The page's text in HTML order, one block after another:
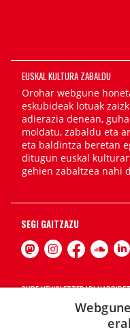
EUSKAL KULTURA ZABALDU
Orohar webgune
eskubideak lotuak
adierazia denean,
moldatu, zabaldu eta
eta baldintza beretan
ditugun euskal
gehien zabaltzea nahi
SEGI GAITZAZU
GURE NEWSLETTERARI